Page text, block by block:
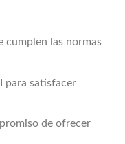
cumplen las normas
para satisfacer
de ofrecer